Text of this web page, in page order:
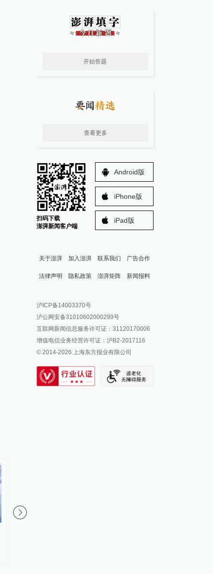
开始答题
查看更多
扫码下载
澎湃新闻客户端
Android版
iPhone版
iPad版
关于澎湃 加入澎湃 联系我们 广告合作
法律声明 隐私政策 澎湃矩阵
澎湃新闻公众号
澎湃新闻抖音号
派生万物开放平台
IP SHANGHAI
SIXTH TONE
新闻报料
报料邮箱: news@thepaper.cn
沪ICP备14003370号
沪公网安备31010602000299号
互联网新闻信息服务许可证：31120170006
增值电信业务经营许可证：沪B2-2017116
© 2014-2026 上海东方报业有限公司